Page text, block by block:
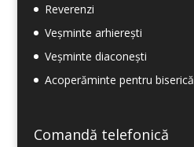
Reverenzi
Veșminte arhierești
Veșminte diaconești
Acoperăminte pentru biserică
Comandă telefonică